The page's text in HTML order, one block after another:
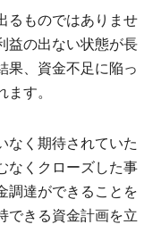
るものではありませ
益の出ない状態が長
果、資金不足に陥っ
す。
なく期待されていた
なくクローズした事
調達ができることを
できる資金計画を立